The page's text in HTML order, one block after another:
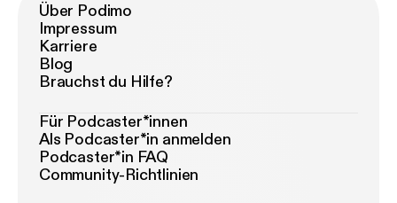
Über Podimo
Impressum
Karriere
Blog
Brauchst du Hilfe?
Für Podcaster*innen
Als Podcaster*in anmelden
Podcaster*in FAQ
Community-Richtlinien